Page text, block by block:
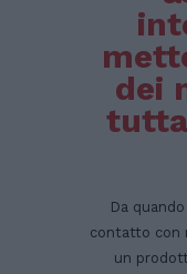
dei
tutta
Da
contatto con
un